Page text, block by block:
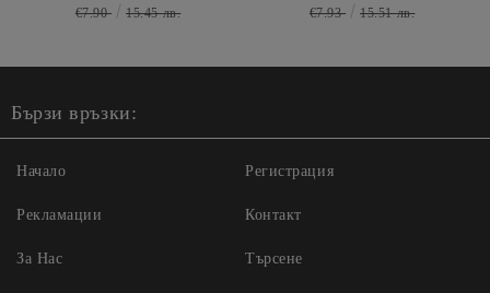
€7.90 15.45 лв. €7.93 15.51 лв.
Бързи връзки:
Начало
Рекламации
За Нас
Регистрация
Контакт
Търсене